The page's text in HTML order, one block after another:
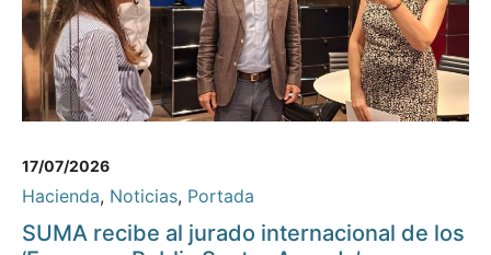
17/07/2026
Hacienda, Noticias, Portada
SUMA recibe al jurado internacional de los